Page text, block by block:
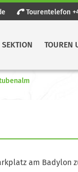
Tourentelefon
SEKTION TOUREN
am Badylon